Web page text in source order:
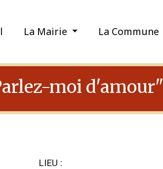
La Mairie La Commune
moi d'amour"
LIEU :